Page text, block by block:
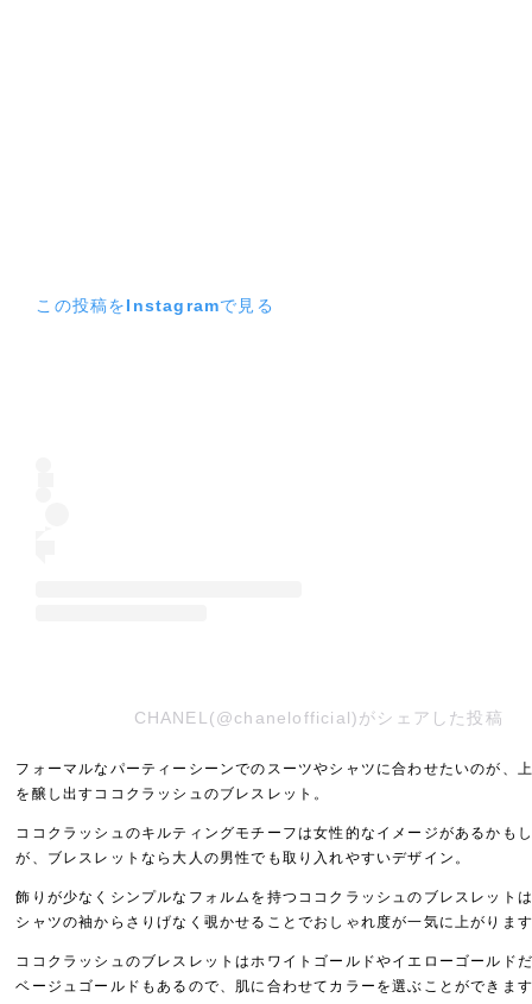
この投稿をInstagramで見る
CHANEL(@chanelofficial)がシェアした投稿
フォーマルなパーティーシーンでのスーツやシャツに合わせたいのが、
を醸し出すココクラッシュのブレスレット。
ココクラッシュのキルティングモチーフは女性的なイメージがあるかも
が、ブレスレットなら大人の男性でも取り入れやすいデザイン。
飾りが少なくシンプルなフォルムを持つココクラッシュのブレスレット
シャツの袖からさりげなく覗かせることでおしゃれ度が一気に上がりま
ココクラッシュのブレスレットはホワイトゴールドやイエローゴールド
ベージュゴールドもあるので、肌に合わせてカラーを選ぶことができま